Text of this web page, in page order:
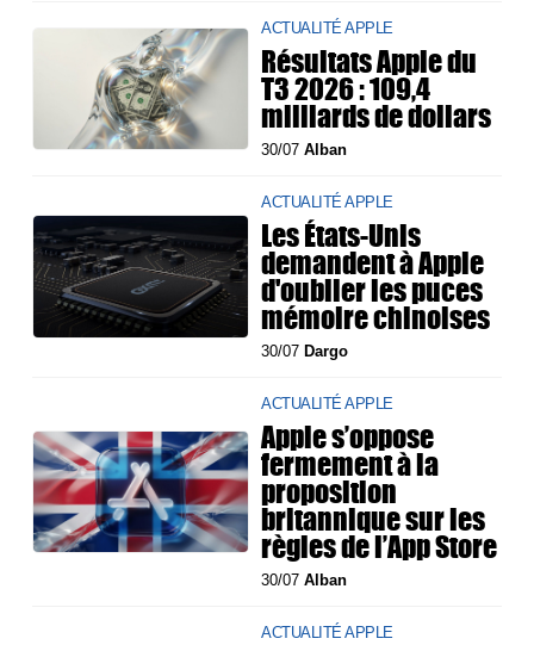
ACTUALITÉ APPLE
Résultats Apple du
T3 2026 : 109,4
milliards de dollars
30/07Alban
ACTUALITÉ APPLE
Les États-Unis
demandent à Apple
d'oublier les puces
mémoire chinoises
30/07 Dargo
ACTUALITÉ APPLE
Apple s’oppose
fermement à la
proposition
britannique sur les
règles de l’App Store
30/07Alban
ACTUALITÉ APPLE